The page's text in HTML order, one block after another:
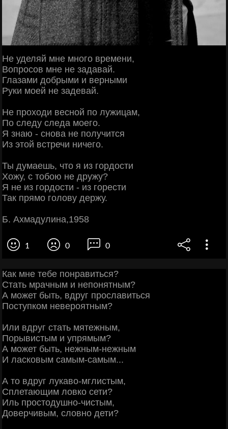
Не уделяй мне много времени,
Вопросов мне не задавай.
Глазами добрыми и верными
Руки моей не задевай.
Не проходи весной по лужицам,
По следу следа моего.
Я знаю - снова не получится
Из этой встречи ничего.
Ты думаешь, что я из гордости
Хожу, с тобою не дружу?
Я не из гордости - из горести
Так прямо голову держу.
Б. Ахмадулина,1958
1 0 0
Как мне тебе понравиться?
Стать мрачным и непонятным?
А может быть, вдруг прославиться
Поступком невероятным?
Или вдруг стать мятежным,
Порывистым и упрямым?
А может быть, нежным-нежным
И ласковым самым-самым...
А то вдруг лукаво-мглистым,
Сплетающим ловко сети?
Иль простодушно-чистым,
Доверчивым, словно дети?